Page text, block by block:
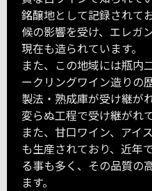
銘醸地として記録されて
候の影響を受け、エレガ
現在も造られています。
また、この地域には瓶内
ークリングワイン造りの
製法・熟成庫が受け継が
変らぬ工程で受け継がれ
また、甘口ワイン、アイ
も生産されており、近年
る事も多く、その品質の
ます。